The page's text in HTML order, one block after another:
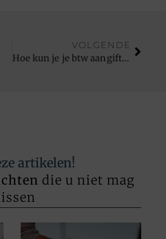
VOLGENDE
Hoe kun je je btw aangifte België goed doen?
artikelen!
die u niet mag